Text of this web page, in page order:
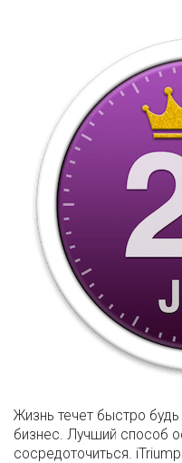
Жизнь течет быстро
бизнес. Лучший способ
сосредоточиться.